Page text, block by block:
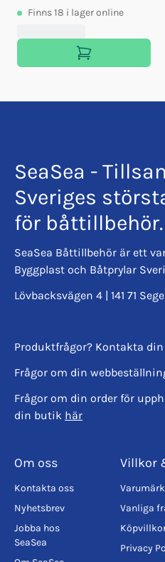
Finns18 i lager online
SeaSea -
Sveriges
för båttillbehör.
SeaSea Båttillbehör är ett
Byggplast och Båtprylar
Lövbacksvägen 4 | 141 71
Produktfrågor? Kontakta
Frågor om din
Frågor om din order för
din butik här
Om oss
Kontakta oss
Nyhetsbrev
Jobba hos
SeaSea
Villkor
Vanliga
Privacy